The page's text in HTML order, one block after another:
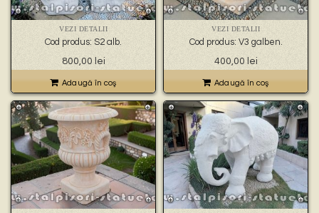
VEZI DETALII
Cod produs: S2 alb.
800,00 lei
Adaugă în coş
VEZI DETALII
Cod produs: V3 galben.
400,00 lei
Adaugă în coş